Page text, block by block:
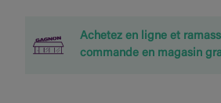
Achetez en ligne et
commande en magasin